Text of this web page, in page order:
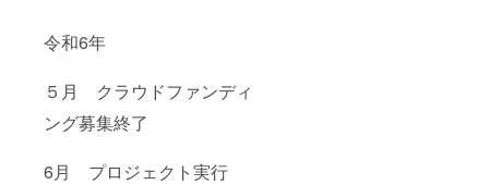
令和6年
５月 クラウドファンディ
ング募集終了
6月 プロジェクト実行